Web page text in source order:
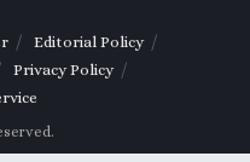
Editorial Policy
Privacy Policy